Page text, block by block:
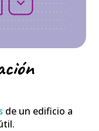
de un edificio a